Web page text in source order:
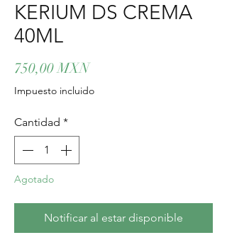
KERIUM DS CREMA
40ML
750,00 MXNPrecio
Impuesto incluido
Cantidad *
Agotado
Notificar al estar disponible